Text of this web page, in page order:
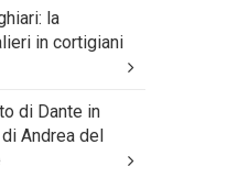
la
in cortigiani
di Dante in
Andrea del